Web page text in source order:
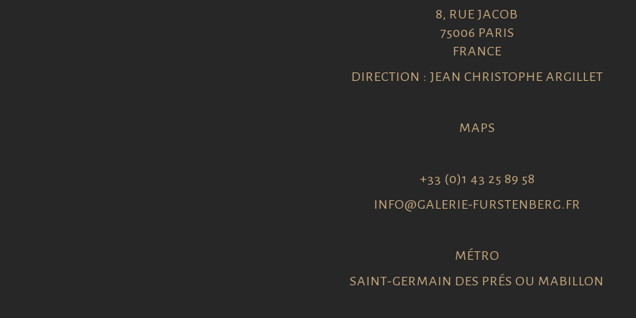
8, RUE JACOB
75006 PARIS
FRANCE
DIRECTION : JEAN CHRISTOPHE ARGILLET
MAPS
+33 (0)1 43 25 89 58
INFO@GALERIE-FURSTENBERG.FR
MÉTRO
SAINT-GERMAIN DES PRÉS OU MABILLON